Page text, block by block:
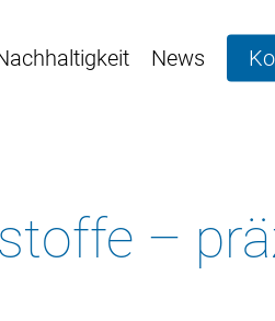
News
–